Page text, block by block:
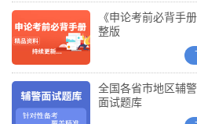
《申论考前必背手
整版
全国各省市地区辅
面试题库